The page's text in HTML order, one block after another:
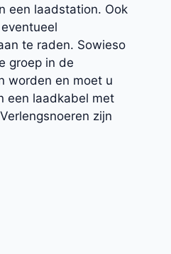
een laadstation. Ook
te raden. Sowieso
groep in de
worden en moet u
een laadkabel met
zijn